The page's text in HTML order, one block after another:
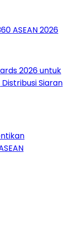
ASEAN 2026
2026 untuk
Siaran